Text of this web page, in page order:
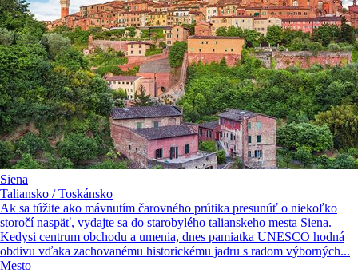
Siena
Taliansko / Toskánsko
Ak sa túžite ako mávnutím čarovného prútika presunúť o niekoľko
storočí naspäť, vydajte sa do starobylého talianskeho mesta Siena.
Kedysi centrum obchodu a umenia, dnes pamiatka UNESCO hodná
obdivu vďaka zachovanému historickému jadru s radom výborných...
Mesto